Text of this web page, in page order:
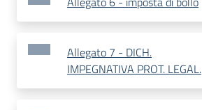
Allegato 7 - DICH.
IMPEGNATIVA PROT. LEGAL.